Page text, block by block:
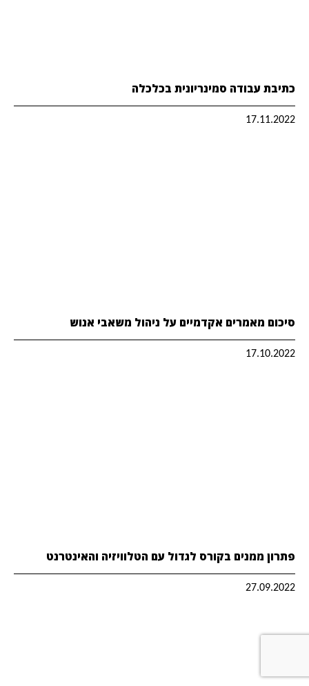
כתיבת עבודה סמינריונית בכלכלה
17.11.2022
סיכום מאמרים אקדמיים על ניהול משאבי אנוש
17.10.2022
פתרון ממנים בקורס לגדול עם הטלוויזיה והאינטרנט
27.09.2022